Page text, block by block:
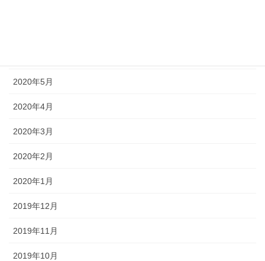
2020年5月
2020年4月
2020年3月
2020年2月
2020年1月
2019年12月
2019年11月
2019年10月